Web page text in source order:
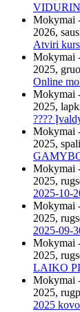
Mokymai
2026,
Atviri
Mokymai
2025,
Online
Mokymai
2025,
????
Mokymai
2025,
Mokymai
2025,
2025-10-
Mokymai
2025,
2025-09-
Mokymai
2025,
LAIKO
Mokymai
2025,
2025